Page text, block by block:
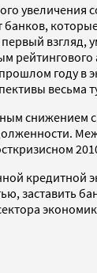
увеличения
взгляд,
году в
весьма
снижением
кредитной
заставить